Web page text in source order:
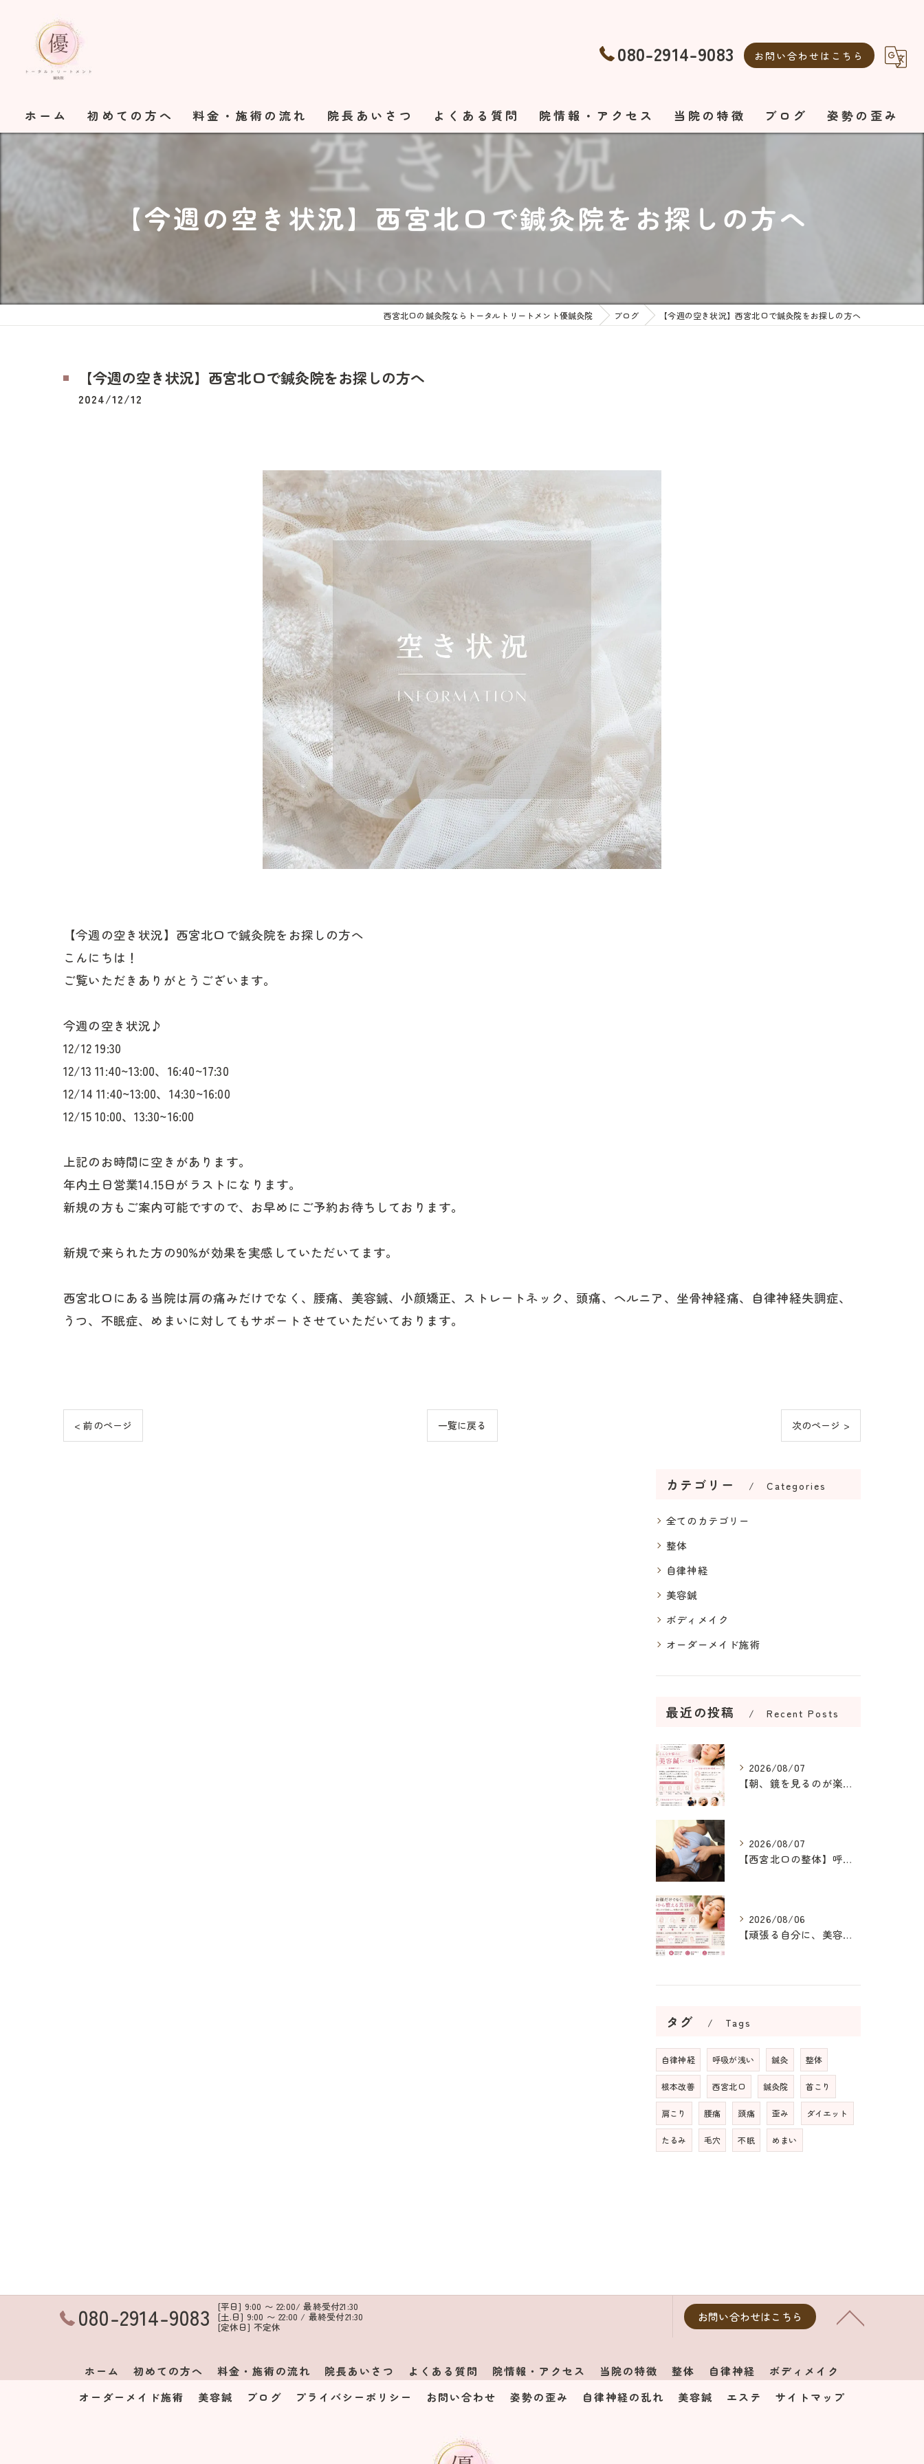
080-2914-9083 お問い合わせはこちら
ホーム 初めての方へ 料金・施術の流れ 院長あいさつ よくある質問 院情報・アクセス 当院の特徴
ボディメイク
ブログ 姿勢の歪み
【今週の空き状況】西宮北口で鍼灸院をお探しの方へ
西宮北口の鍼灸院ならトータルトリートメント優鍼灸院 ブログ 【今週の空き状況】西宮北口で鍼灸院をお探しの方へ
【今週の空き状況】西宮北口で鍼灸院をお探しの方へ
2024/12/12
【今週の空き状況】西宮北口で鍼灸院をお探しの方へ
こんにちは！
ご覧いただきありがとうございます。
今週の空き状況♪
12/12 19:30
12/13 11:40~13:00、16:40~17:30
12/14 11:40~13:00、14:30~16:00
12/15 10:00、13:30~16:00
上記のお時間に空きがあります。
年内土日営業14.15日がラストになります。
新規の方もご案内可能ですので、お早めにご予約お待ちしております。
新規で来られた方の90%が効果を実感していただいてます。
西宮北口にある当院は肩の痛みだけでなく、腰痛、美容鍼、小顔矯正、ストレートネック、頭痛、ヘルニア、坐骨神経痛、自律神経失調症、
うつ、不眠症、めまいに対してもサポートさせていただいております。
< 前のページ 一覧に戻る 次のページ >
カテゴリー Categories
全てのカテゴリー
整体
自律神経
美容鍼
ボディメイク
オーダーメイド施術
最近の投稿 Recent Posts
2026/08/07
【朝、鏡を見るのが楽しみになる美容鍼】
2026/08/07
【西宮北口の整体】呼吸が浅い原因を整え、深呼吸できる身体へ
2026/08/06
【頑張る自分に、美容鍼というご褒美を】
タグ Tags
自律神経 呼吸が浅い 鍼灸 整体
根本改善 西宮北口 鍼灸院 首こり
肩こり 腰痛 頭痛 歪み ダイエット
たるみ 毛穴 不眠 めまい
080-2914-9083 [平日] 9:00 〜 22:00/ 最終受付21:30
[土.日] 9:00 〜 22:00 / 最終受付21:30
[定休日] 不定休
お問い合わせはこちら
ホーム 初めての方へ 料金・施術の流れ 院長あいさつ よくある質問 院情報・アクセス 当院の特徴 整体 自律神経
ボディメイク
オーダーメイド施術
美容鍼 ブログ プライバシーポリシー お問い合わせ 姿勢の歪み 自律神経の乱れ 美容鍼 エステ サイトマップ